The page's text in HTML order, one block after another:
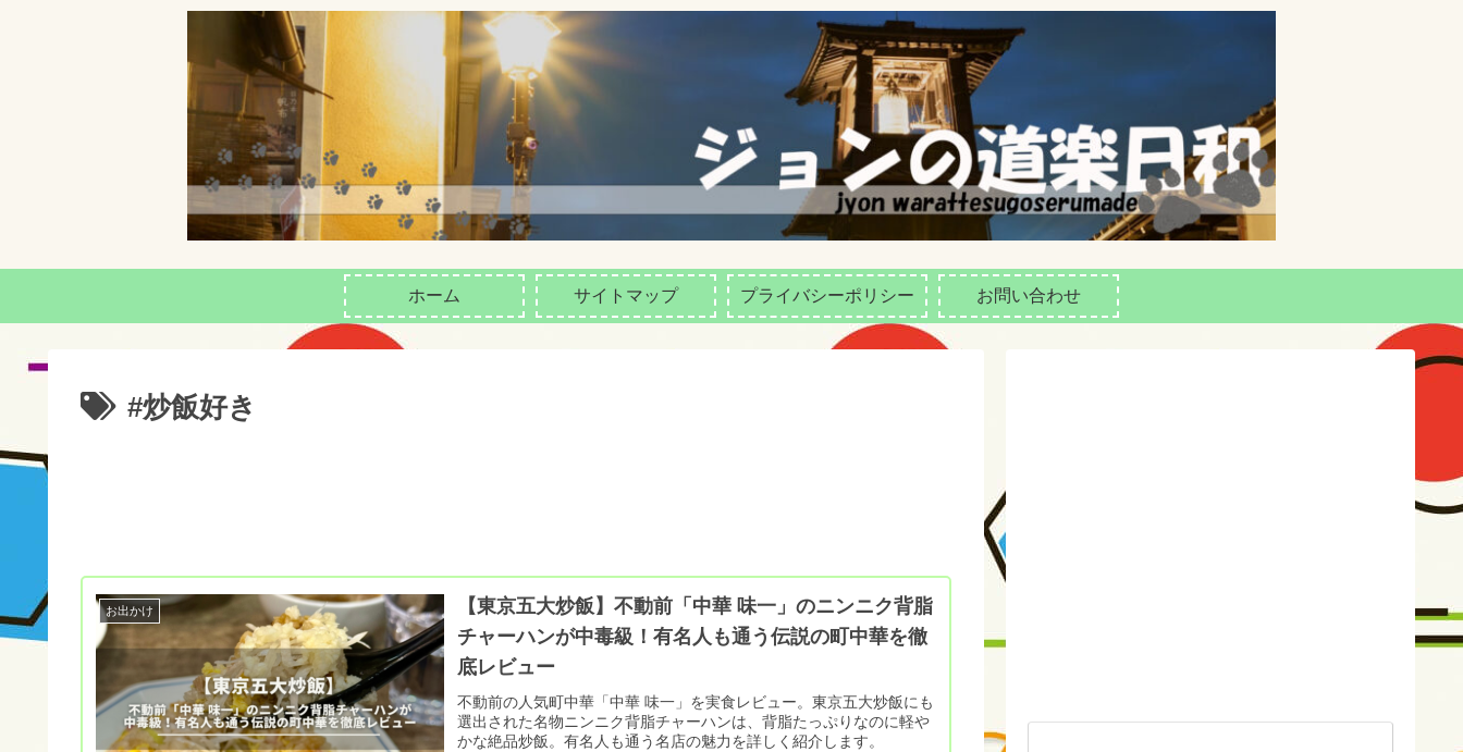
ホーム サイトマップ プライバシーポリシー お問い合わせ
#炒飯好き
お出かけ
【東京五大炒飯】不動前「中華 味一」のニンニク背脂
チャーハンが中毒級！有名人も通う伝説の町中華を徹
底レビュー
不動前の人気町中華「中華 味一」を実食レビュー。東京五大炒飯にも
選出された名物ニンニク背脂チャーハンは、背脂たっぷりなのに軽や
かな絶品炒飯。有名人も通う名店の魅力を詳しく紹介します。